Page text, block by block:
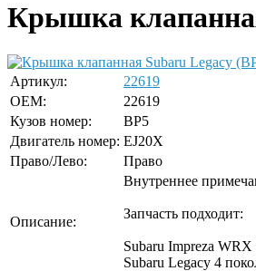
Крышка
Артикул:
22619
OEM:
22619
Кузов номер:
BP5
Двигатель номер: EJ20X
Право/Лево:
Право
Описание:
Внутреннее
Запчасть подходит:
Subaru Impreza
Subaru Legacy 4